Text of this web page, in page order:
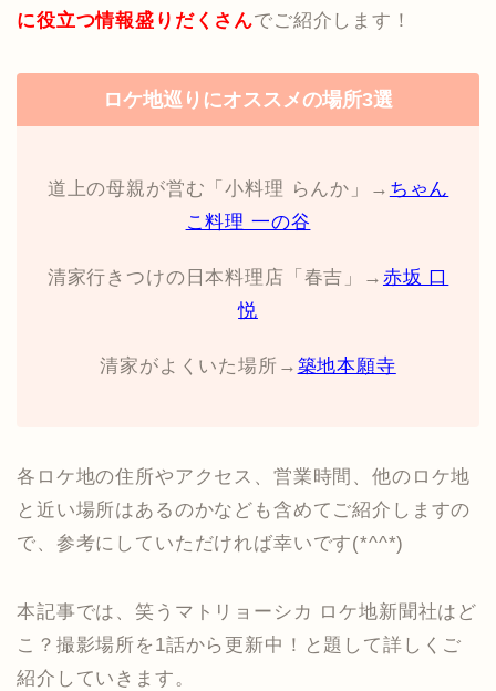
に役立つ情報盛りだくさんでご紹介します！
ロケ地巡りにオススメの場所3選
道上の母親が営む「小料理 らんか」→ ちゃん
こ料理 一の谷
清家行きつけの日本料理店「春吉」→ 赤坂 口
悦
清家がよくいた場所→ 築地本願寺
各ロケ地の住所やアクセス、営業時間、他のロケ地
と近い場所はあるのかなども含めてご紹介しますの
で、参考にしていただければ幸いです(*^^*)
本記事では、笑うマトリョーシカ ロケ地新聞社はど
こ？撮影場所を1話から更新中！と題して詳しくご
紹介していきます。